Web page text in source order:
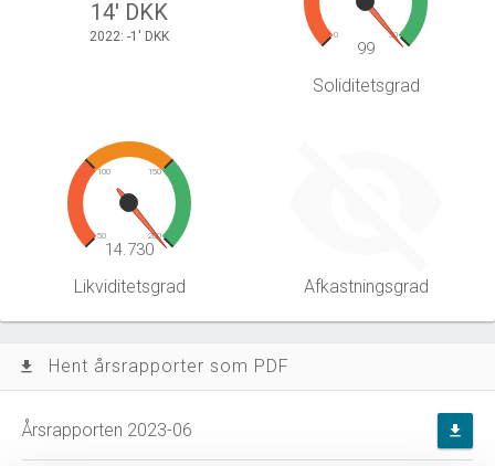
14' DKK
2022: -1' DKK 0 30
99
Soliditetsgrad
50
100 150
200
14.730
Likviditetsgrad Afkastningsgrad
file_download Hent årsrapporter som PDF
Årsrapporten 2023-06 file_download